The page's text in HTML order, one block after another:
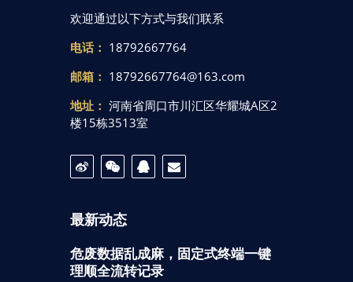
欢迎通过以下方式与我们联系
电话： 18792667764
邮箱： 18792667764@163.com
地址： 河南省周口市川汇区华耀城A区2
楼15栋3513室
最新动态
危废数据乱成麻，固定式终端一键
理顺全流转记录